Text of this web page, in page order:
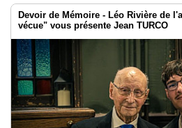
Devoir de Mémoire - Léo Rivière de
vécue" vous présente Jean TURCO